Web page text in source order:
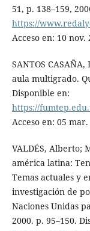
51, p. 138–159,
https://
Acceso en: 10 nov.
SANTOS
aula multigrado.
Disponible en:
https://
Acceso en: 05 mar.
VALDÉS, Alberto;
américa latina:
Temas actuales y
investigación de
Naciones Unidas
2000. p. 95–150.